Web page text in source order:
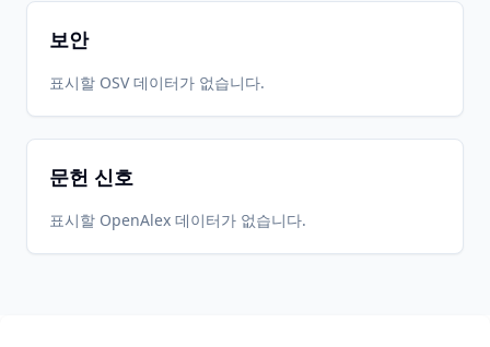
보안
표시할 OSV 데이터가 없습니다.
문헌 신호
표시할 OpenAlex 데이터가 없습니다.